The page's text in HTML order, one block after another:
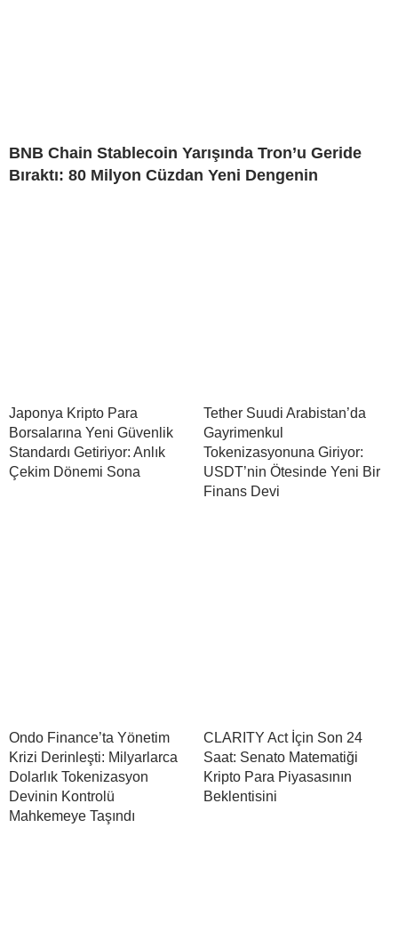
BNB Chain Stablecoin Yarışında Tron’u Geride
Bıraktı: 80 Milyon Cüzdan Yeni Dengenin
Japonya Kripto Para
Borsalarına Yeni Güvenlik
Standardı Getiriyor: Anlık
Çekim Dönemi Sona
Tether Suudi Arabistan’da
Gayrimenkul
Tokenizasyonuna Giriyor:
USDT’nin Ötesinde Yeni Bir
Finans Devi
Ondo Finance’ta Yönetim
Krizi Derinleşti: Milyarlarca
Dolarlık Tokenizasyon
Devinin Kontrolü
Mahkemeye Taşındı
CLARITY Act İçin Son 24
Saat: Senato Matematiği
Kripto Para Piyasasının
Beklentisini